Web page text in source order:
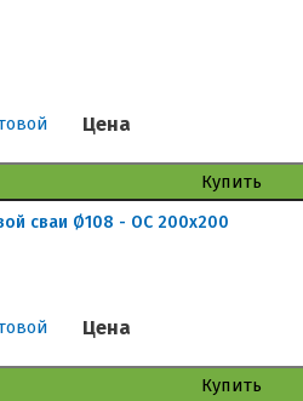
Цена
Купить
сваи Ø108 - ОС 200x200
Цена
Купить